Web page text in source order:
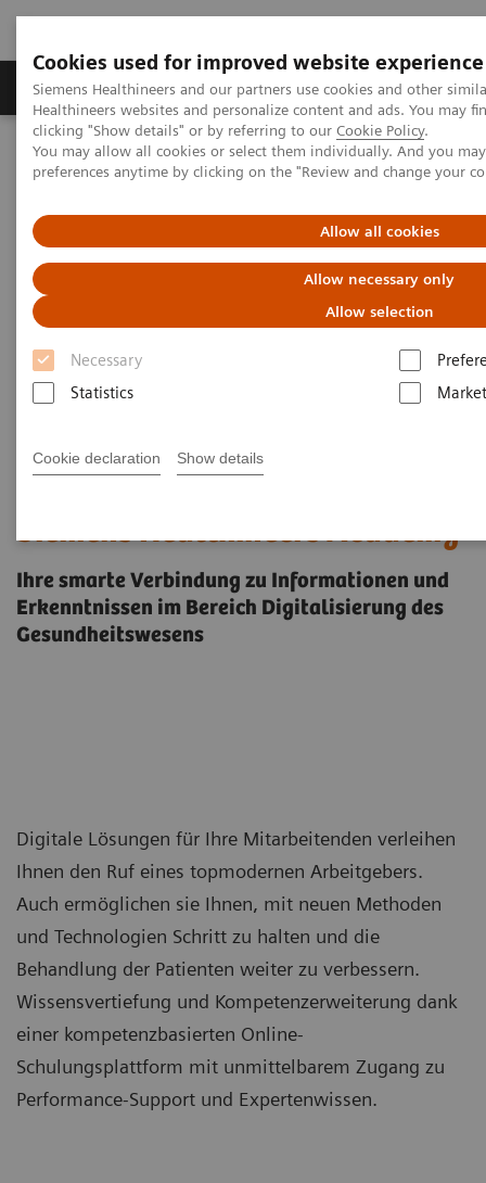
Cookies used for improved website experience
Siemens Healthineers and our partners use cookies and other
Healthineers websites and personalize content and ads. You may
clicking "Show details" or by referring to our Cookie Policy.
You may allow all cookies or select them individually. And you
preferences anytime by clicking on the "Review and change your
Allow all cookies
Allow necessary only
Allow selection
Necessary
Statistics
Cookie declaration Show details
Produkte & Services Fachbereiche
Home Services
Customer Services
Connect Platforms und Smart Enablers
Siemens Healthineers Academy
Ihre smarte Verbindung zu Informationen und
Erkenntnissen im Bereich Digitalisierung des
Gesundheitswesens
Digitale Lösungen für Ihre Mitarbeitenden verleihen
Ihnen den Ruf eines topmodernen Arbeitgebers.
Auch ermöglichen sie Ihnen, mit neuen Methoden
und Technologien Schritt zu halten und die
Behandlung der Patienten weiter zu verbessern.
Wissensvertiefung und Kompetenzerweiterung dank
einer kompetenzbasierten Online-
Schulungsplattform mit unmittelbarem Zugang zu
Performance-Support und Expertenwissen.